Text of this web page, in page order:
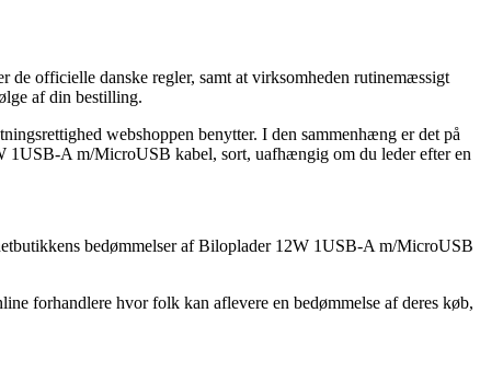
de officielle danske regler, samt at virksomheden rutinemæssigt
af din bestilling.
webshoppen benytter. I den sammenhæng er det på
1USB-A m/MicroUSB kabel, sort, uafhængig om du leder efter en
bedømmelser af Biloplader 12W 1USB-A m/MicroUSB
forhandlere hvor folk kan aflevere en bedømmelse af deres køb,